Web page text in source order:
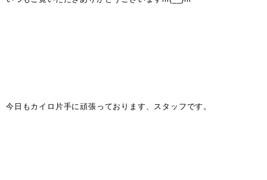
今日もカイロ片手に頑張っております、スタッフです。